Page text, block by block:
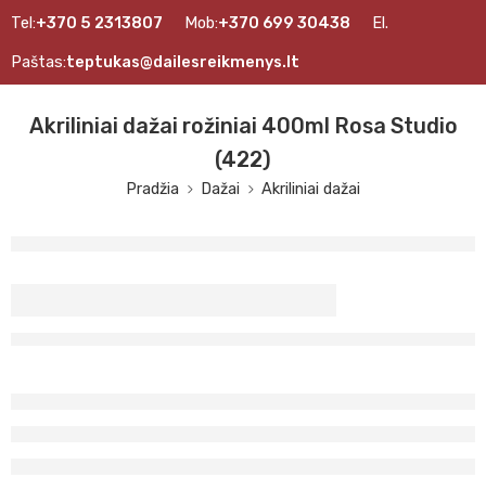
Tel:+370 5 2313807 Mob:+370 699 30438 El.
Paštas:teptukas@dailesreikmenys.lt
Akriliniai dažai rožiniai 400ml Rosa Studio
(422)
Pradžia Dažai Akriliniai dažai